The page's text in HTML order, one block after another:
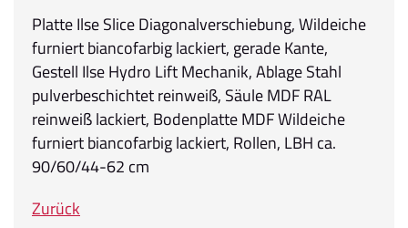
Platte Ilse Slice Diagonalverschiebung, Wildeiche
furniert biancofarbig lackiert, gerade Kante,
Gestell Ilse Hydro Lift Mechanik, Ablage Stahl
pulverbeschichtet reinweiß, Säule MDF RAL
reinweiß lackiert, Bodenplatte MDF Wildeiche
furniert biancofarbig lackiert, Rollen, LBH ca.
90/60/44-62 cm
Zurück